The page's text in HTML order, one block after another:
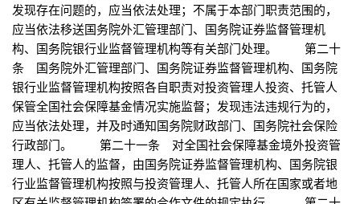
发现存在问题的，应当依法处理；不属于本部门职责范围的，
应当依法移送国务院外汇管理部门、国务院证券监督管理机
构、国务院银行业监督管理机构等有关部门处理。 第二十
条 国务院外汇管理部门、国务院证券监督管理机构、国务院
银行业监督管理机构按照各自职责对投资管理人投资、托管人
保管全国社会保障基金情况实施监督；发现违法违规行为的，
应当依法处理，并及时通知国务院财政部门、国务院社会保险
行政部门。 第二十一条 对全国社会保障基金境外投资管
理人、托管人的监督，由国务院证券监督管理机构、国务院银
行业监督管理机构按照与投资管理人、托管人所在国家或者地